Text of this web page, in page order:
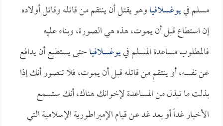
مسلم فييوغسلافياوهو يقتل أن ينتقم من قاتله وقاتل أولاده
إن استطاع قبل أن يموت، هذه هي الصورة، وبناء عليه
فالمطلوب مساعدة المسلم فييوغسلافياحتى يستطيع أن يدافع
عن نفسه، أو ينتقم من قاتله قبل أن يموت، فلا تتصور أنك إذا
بذلت ما تبذل من المساعدة لإخوانك هناك، أنك ستسمع
الأخبار غداً أو بعد غد عن قيام الإمبراطورية الإسلامية التي